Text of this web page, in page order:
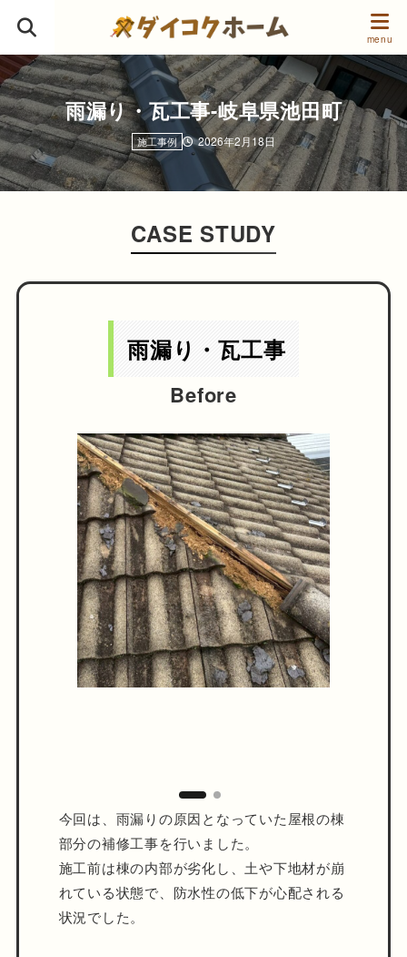
雨漏り・瓦工事-岐阜県池田町
2026年2月18日
施工事例
CASE STUDY
雨漏り・瓦工事
今回は、雨漏りの原因となっていた屋根の棟
部分の補修工事を行いました。
施工前は棟の内部が劣化し、土や下地材が崩
れている状態で、防水性の低下が心配される
状況でした。
Before